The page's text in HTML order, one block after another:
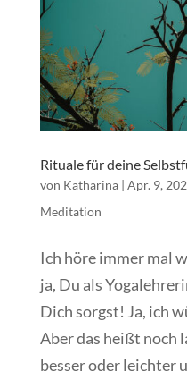
Rituale für deine
von Katharina| Apr. 9,
Meditation
Ich höre immer mal
ja, Du als
Dich sorgst! Ja, ich
Aber das heißt noch
besser oder leichter